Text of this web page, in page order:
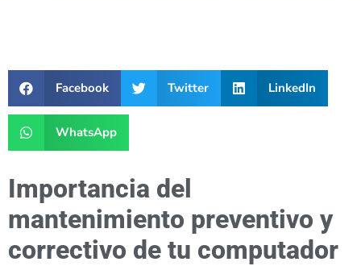
Facebook Twitter LinkedIn
WhatsApp
Importancia del
mantenimiento preventivo y
correctivo de tu computador